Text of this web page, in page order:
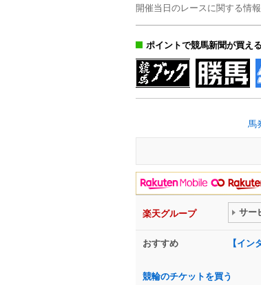
開催当日のレースに関する情
ポイントで競馬新聞が買え
馬
楽天グループ サー
おすすめ 【イ
競輪のチケットを買う